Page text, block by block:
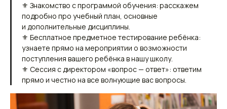
⚜ Знакомство с программой обучения: расскажем
подробно про учебный план, основные
и дополнительные дисциплины.
⚜ Бесплатное предметное тестирование ребёнка:
узнаете прямо на мероприятии о возможности
поступления вашего ребёнка в нашу школу.
⚜ Сессия с директором «вопрос — ответ»: ответим
прямо и честно на все волнующие вас вопросы.